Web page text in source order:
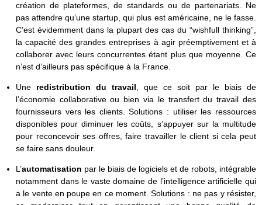
création de plateformes, de standards ou de partenariats. Ne
pas attendre qu’une startup, qui plus est américaine, ne le fasse.
C’est évidemment dans la plupart des cas du “wishfull thinking”,
la capacité des grandes entreprises à agir préemptivement et à
collaborer avec leurs concurrentes étant plus que moyenne. Ce
n’est d’ailleurs pas spécifique à la France.
Une redistribution du travail, que ce soit par le biais de
l’économie collaborative ou bien via le transfert du travail des
fournisseurs vers les clients. Solutions : utiliser les ressources
disponibles pour diminuer les coûts, s’appuyer sur la multitude
pour reconcevoir ses offres, faire travailler le client si cela peut
se faire sans douleur.
L’automatisation par le biais de logiciels et de robots, intégrable
notamment dans le vaste domaine de l’intelligence artificielle qui
a le vente en poupe en ce moment. Solutions : ne pas y résister,